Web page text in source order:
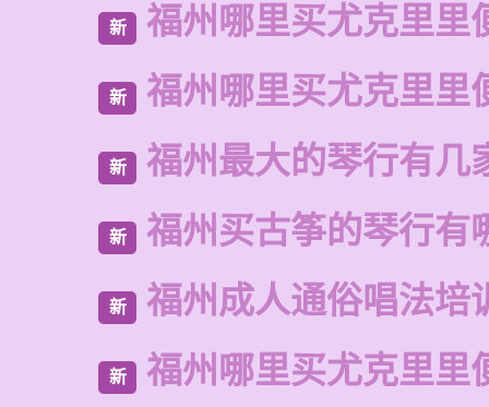
新 福州哪里买尤克里里
新 福州哪里买尤克里里
新 福州最大的琴行有几
新 福州买古筝的琴行有
新 福州成人通俗唱法培
新 福州哪里买尤克里里